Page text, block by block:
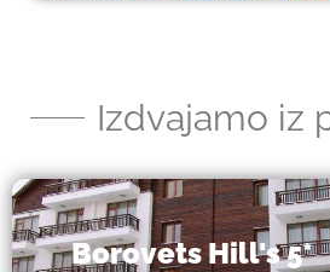
Izdvajamo iz
Borovets Hill's 5*